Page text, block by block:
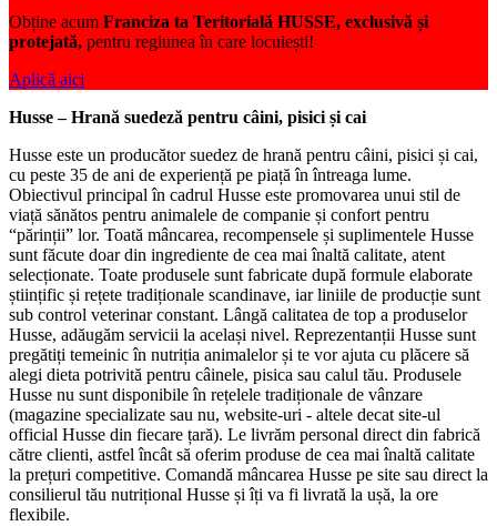
Obține acum Franciza ta Teritorială HUSSE, exclusivă și
protejată, pentru regiunea în care locuiești!
Aplică aici
Husse – Hrană suedeză pentru câini, pisici și cai
Husse este un producător suedez de hrană pentru câini, pisici și cai,
cu peste 35 de ani de experiență pe piață în întreaga lume.
Obiectivul principal în cadrul Husse este promovarea unui stil de
viață sănătos pentru animalele de companie și confort pentru
“părinții” lor. Toată mâncarea, recompensele și suplimentele Husse
sunt făcute doar din ingrediente de cea mai înaltă calitate, atent
selecționate. Toate produsele sunt fabricate după formule elaborate
științific și rețete tradiționale scandinave, iar liniile de producție sunt
sub control veterinar constant. Lângă calitatea de top a produselor
Husse, adăugăm servicii la același nivel. Reprezentanții Husse sunt
pregătiți temeinic în nutriția animalelor și te vor ajuta cu plăcere să
alegi dieta potrivită pentru câinele, pisica sau calul tău. Produsele
Husse nu sunt disponibile în rețelele tradiționale de vânzare
(magazine specializate sau nu, website-uri - altele decat site-ul
official Husse din fiecare țară). Le livrăm personal direct din fabrică
către clienti, astfel încât să oferim produse de cea mai înaltă calitate
la prețuri competitive. Comandă mâncarea Husse pe site sau direct la
consilierul tău nutrițional Husse și îți va fi livrată la ușă, la ore
flexibile.